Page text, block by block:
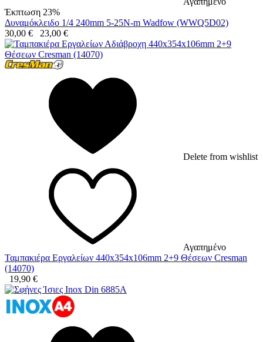
Έκπτωση 23%
Δυναμόκλειδο 1/4 240mm 5-25N-m Wadfow (WWQ5D02)
30,00 € 23,00 €
Delete from wishlist
Αγαπημένο
Ταμπακιέρα Εργαλείων 440x354x106mm 2+9 Θέσεων Cresman
(14070)
19,90 €